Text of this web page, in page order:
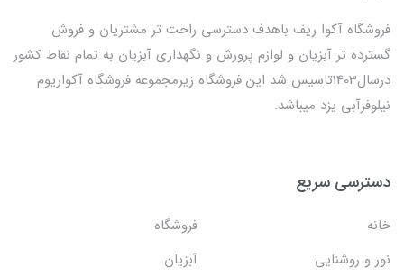
فروشگاه آکوا ریف باهدف دسترسی راحت تر مشتریان و فروش
گسترده تر آبزیان و لوازم پرورش و نگهداری آبزیان به تمام نقاط کشور
درسال1403تاسیس شد این فروشگاه زیرمجموعه فروشگاه آکواریوم
نیلوفرآبی یزد میباشد.
دسترسی سریع
خانه
فروشگاه
نور و روشنایی
آبزیان